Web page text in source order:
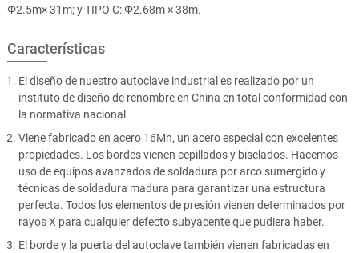
Φ2.5m× 31m; y TIPO C: Φ2.68m × 38m.
Características
El diseño de nuestro autoclave industrial es realizado por un
instituto de diseño de renombre en China en total conformidad con
la normativa nacional.
Viene fabricado en acero 16Mn, un acero especial con excelentes
propiedades. Los bordes vienen cepillados y biselados. Hacemos
uso de equipos avanzados de soldadura por arco sumergido y
técnicas de soldadura madura para garantizar una estructura
perfecta. Todos los elementos de presión vienen determinados por
rayos X para cualquier defecto subyacente que pudiera haber.
El borde y la puerta del autoclave también vienen fabricadas en